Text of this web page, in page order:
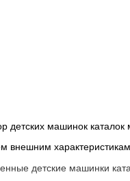
детских машинок каталок
внешним
детские машинки